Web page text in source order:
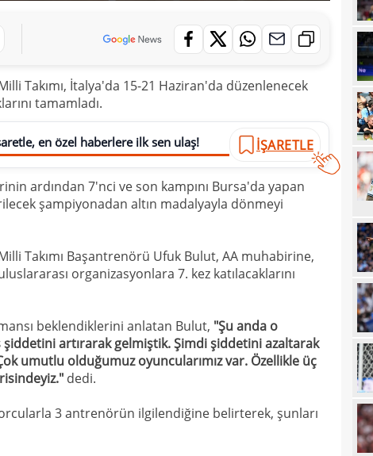
Takımı, İtalya'da 15-21 Haziran'da düzenlenecek
tamamladı.
en özel haberlere ilk sen ulaş! İŞARETLE
ardından 7'nci ve son kampını Bursa'da yapan
şampiyonadan altın madalyayla dönmeyi
Takımı Başantrenörü Ufuk Bulut, AA muhabirine,
organizasyonlara 7. kez katılacaklarını
beklendiklerini anlatan Bulut, "Şu anda o
şiddetini artırarak gelmiştik. Şimdi şiddetini azaltarak
umutlu olduğumuz oyuncularımız var. Özellikle üç
dedi.
3 antrenörün ilgilendiğine belirterek, şunları
Rulli